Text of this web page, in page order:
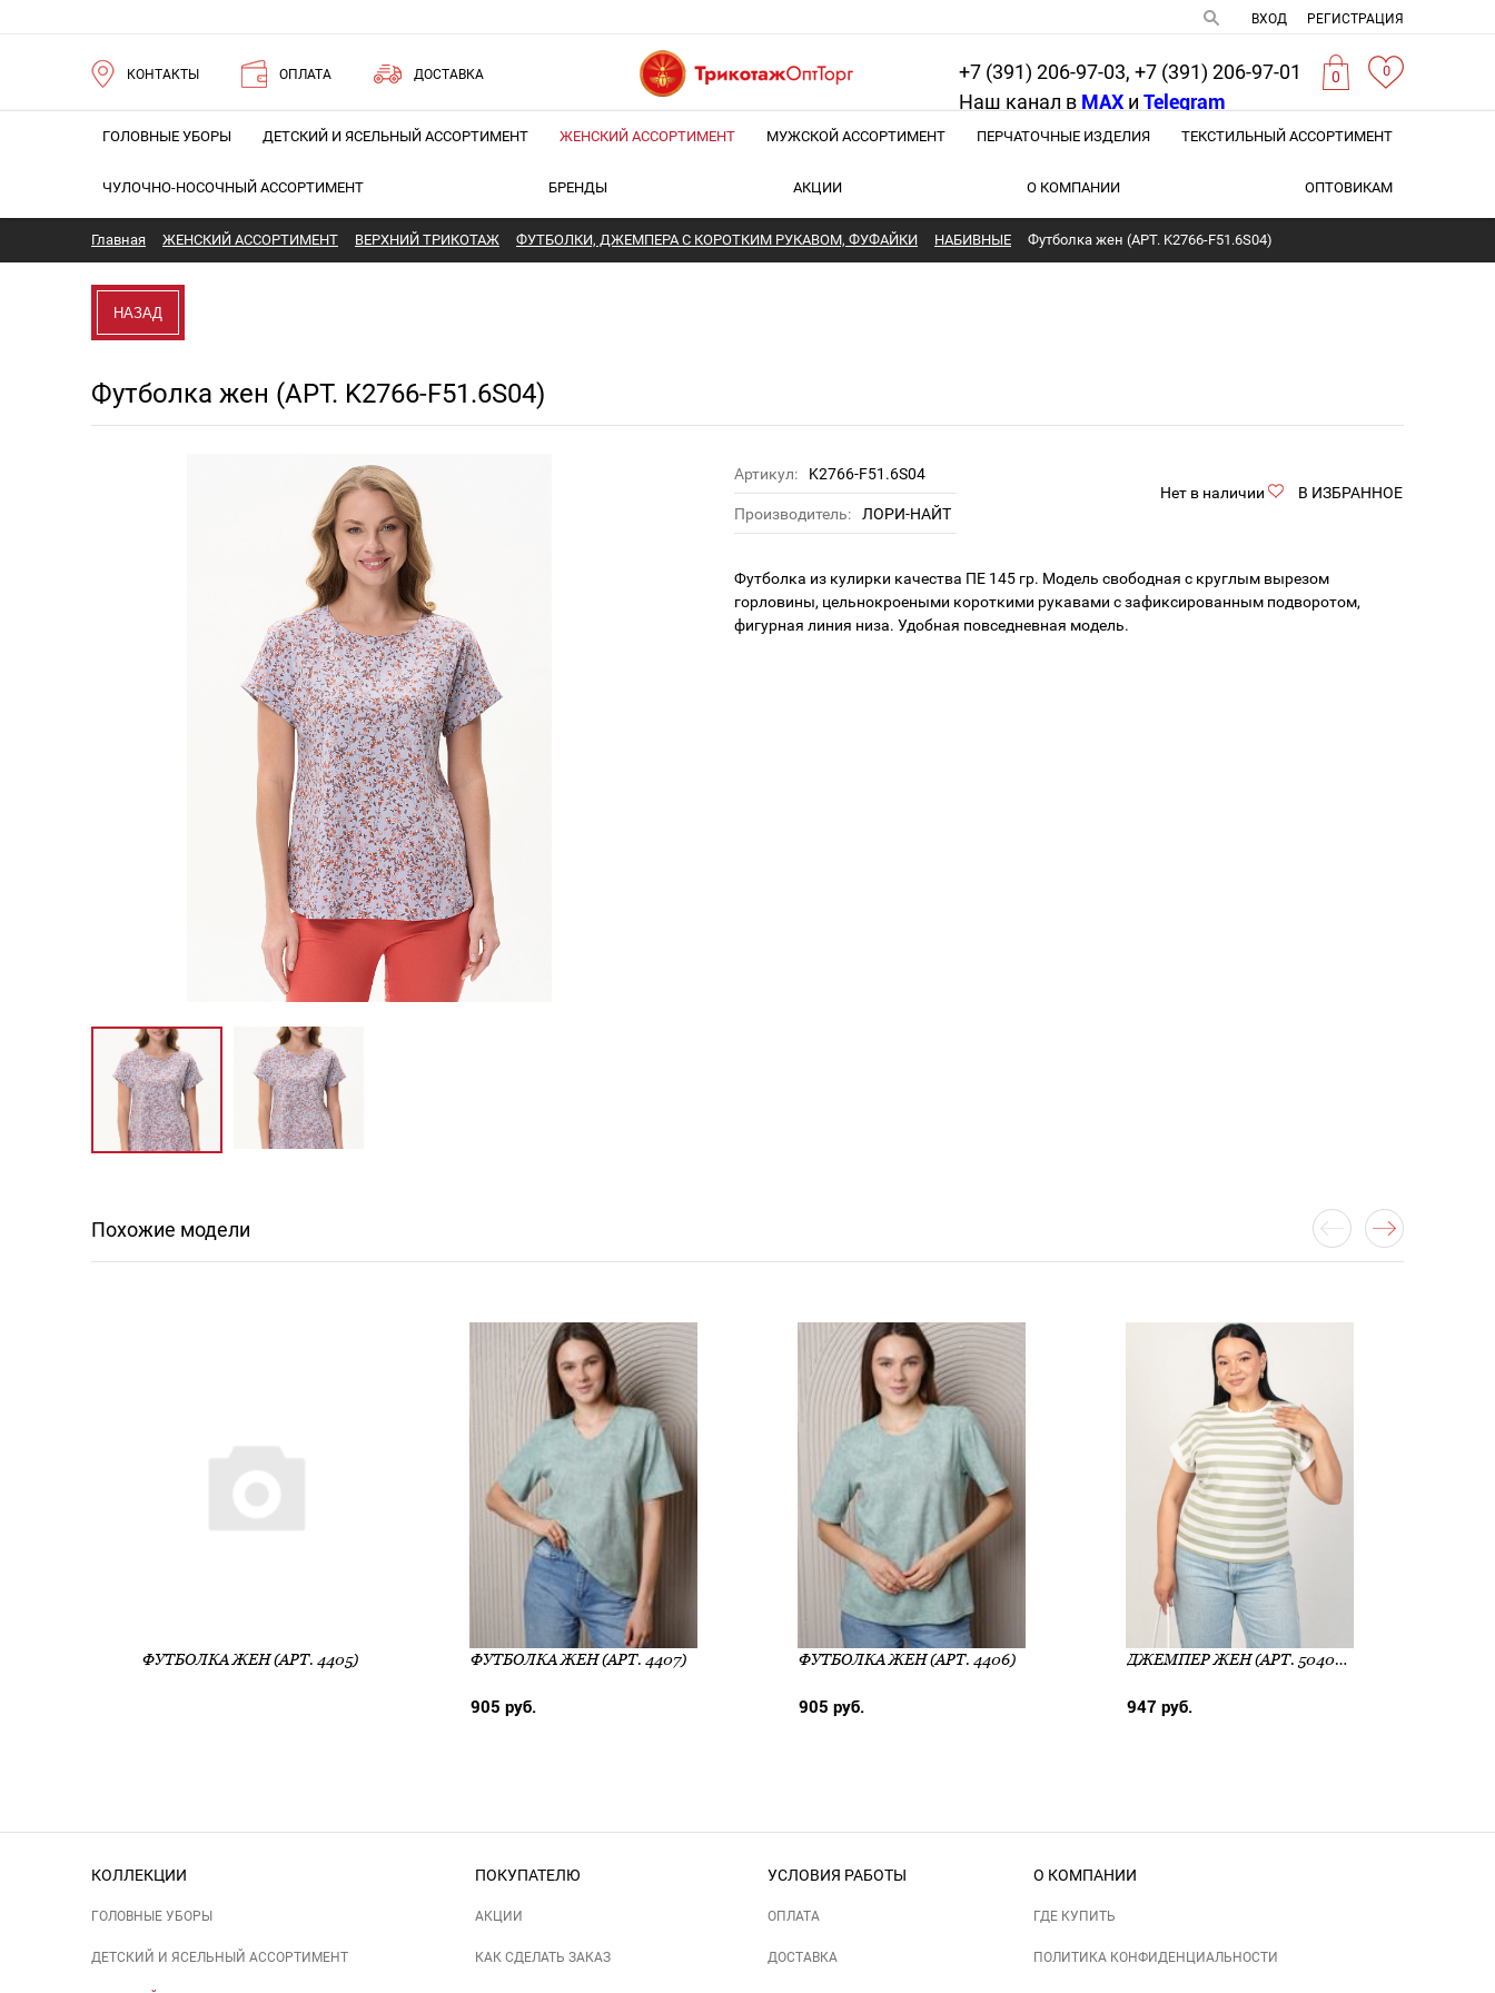
ВХОД РЕГИСТРАЦИЯ
КОНТАКТЫ ОПЛАТА ДОСТАВКА 0 0
+7 (391) 206-97-03, +7 (391) 206-97-01
Наш канал в MAX и Telegram
ГОЛОВНЫЕ УБОРЫ ДЕТСКИЙ И ЯСЕЛЬНЫЙ АССОРТИМЕНТ ЖЕНСКИЙ АССОРТИМЕНТ МУЖСКОЙ АССОРТИМЕНТ ПЕРЧАТОЧНЫЕ ИЗДЕЛИЯ ТЕКСТИЛЬНЫЙ АССОРТИМЕНТ
ЧУЛОЧНО-НОСОЧНЫЙ АССОРТИМЕНТ БРЕНДЫ АКЦИИ О КОМПАНИИ ОПТОВИКАМ
Главная ЖЕНСКИЙ АССОРТИМЕНТ ВЕРХНИЙ ТРИКОТАЖ ФУТБОЛКИ, ДЖЕМПЕРА С КОРОТКИМ РУКАВОМ, ФУФАЙКИ НАБИВНЫЕ Футболка жен (АРТ. K2766-F51.6S04)
НАЗАД
Футболка жен (АРТ. K2766-F51.6S04)
Новинка
Нет в наличии
В ИЗБРАННОЕ
Артикул: K2766-F51.6S04
Производитель: ЛОРИ-НАЙТ
Футболка из кулирки качества ПЕ 145 гр. Модель свободная с круглым вырезом
горловины, цельнокроеными короткими рукавами с зафиксированным подворотом,
фигурная линия низа. Удобная повседневная модель.
Похожие модели
ФУТБОЛКА ЖЕН (АРТ. 4405) ФУТБОЛКА ЖЕН (АРТ. 4407)
905 руб.
ФУТБОЛКА ЖЕН (АРТ. 4406)
905 руб.
ДЖЕМПЕР ЖЕН (АРТ. 50401G)
947 руб.
КОЛЛЕКЦИИ
ГОЛОВНЫЕ УБОРЫ
ДЕТСКИЙ И ЯСЕЛЬНЫЙ АССОРТИМЕНТ
ПОКУПАТЕЛЮ
АКЦИИ
КАК СДЕЛАТЬ ЗАКАЗ
УСЛОВИЯ РАБОТЫ
ОПЛАТА
ДОСТАВКА
О КОМПАНИИ
ГДЕ КУПИТЬ
ПОЛИТИКА КОНФИДЕНЦИАЛЬНОСТИ